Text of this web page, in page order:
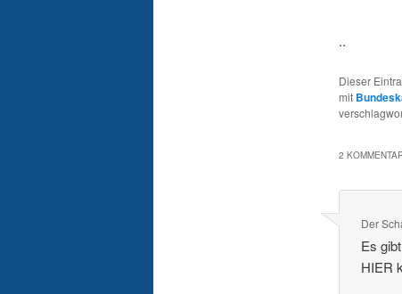
..
Dieser
mit
2
Der
Es
HIER